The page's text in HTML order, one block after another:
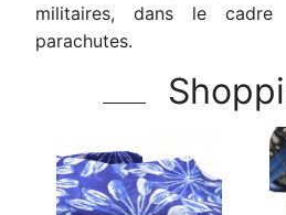
militaires, dans le
parachutes.